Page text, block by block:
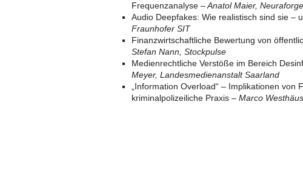
Frequenzanalyse – Anatol Maier,
Audio Deepfakes: Wie realistisch sind sie –
Fraunhofer SIT
Finanzwirtschaftliche Bewertung von
Stefan Nann, Stockpulse
Medienrechtliche Verstöße im Bereich
Meyer, Landesmedienanstalt Saarland
„Information Overload“ ­– Implikationen
kriminalpolizeiliche Praxis – Marco